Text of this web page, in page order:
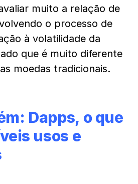
muito a relação de
o processo de
à volatilidade da
que é muito diferente
moedas tradicionais.
Dapps, o que
usos e